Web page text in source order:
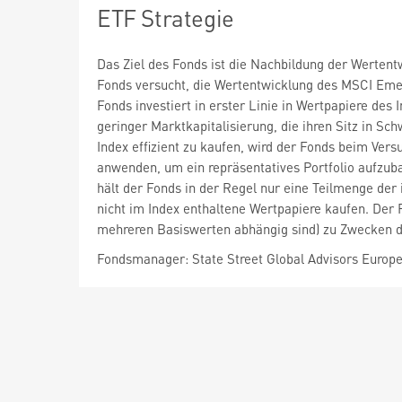
ETF Strategie
Das Ziel des Fonds ist die Nachbildung der
Fonds versucht, die Wertentwicklung des MSCI
Fonds investiert in erster Linie in Wertpapiere des
geringer Marktkapitalisierung, die ihren Sitz in
Index effizient zu kaufen, wird der Fonds beim
anwenden, um ein repräsentatives Portfolio
hält der Fonds in der Regel nur eine Teilmenge
nicht im Index enthaltene Wertpapiere kaufen.
mehreren Basiswerten abhängig sind) zu
Fondsmanager: State Street Global Advisors